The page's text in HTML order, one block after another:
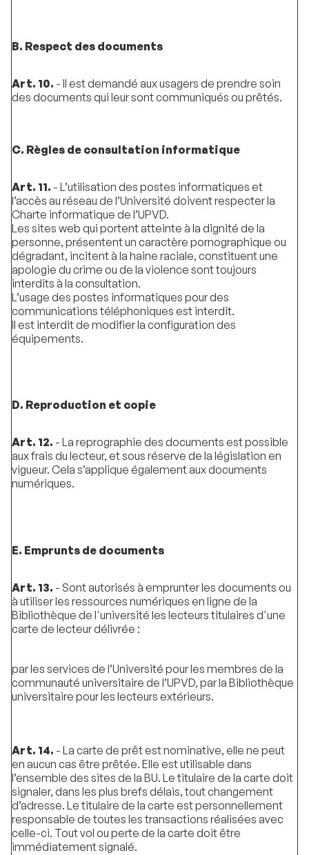
B. Respect des documents
Art. 10. - Il est demandé aux usagers de prendre soin
des documents qui leur sont communiqués ou prêtés.
C. Règles de consultation informatique
Art. 11. - L’utilisation des postes informatiques et
l’accès au réseau de l’Université doivent respecter la
Charte informatique de l’UPVD.
Les sites web qui portent atteinte à la dignité de la
personne, présentent un caractère pornographique ou
dégradant, incitent à la haine raciale, constituent une
apologie du crime ou de la violence sont toujours
interdits à la consultation.
L’usage des postes informatiques pour des
communications téléphoniques est interdit.
Il est interdit de modifier la configuration des
équipements.
D. Reproduction et copie
Art. 12. - La reprographie des documents est possible
aux frais du lecteur, et sous réserve de la législation en
vigueur. Cela s’applique également aux documents
numériques.
E. Emprunts de documents
Art. 13. - Sont autorisés à emprunter les documents ou
à utiliser les ressources numériques en ligne de la
Bibliothèque de l'université les lecteurs titulaires d'une
carte de lecteur délivrée :
par les services de l’Université pour les membres de la
communauté universitaire de l’UPVD, par la Bibliothèque
universitaire pour les lecteurs extérieurs.
Art. 14. - La carte de prêt est nominative, elle ne peut
en aucun cas être prêtée. Elle est utilisable dans
l’ensemble des sites de la BU. Le titulaire de la carte doit
signaler, dans les plus brefs délais, tout changement
d’adresse. Le titulaire de la carte est personnellement
responsable de toutes les transactions réalisées avec
celle-ci. Tout vol ou perte de la carte doit être
immédiatement signalé.